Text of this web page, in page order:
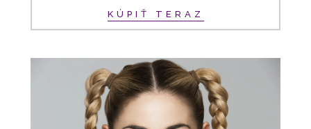
KÚPIŤ TERAZ